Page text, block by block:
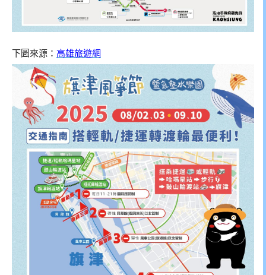
下圖來源： 高雄旅遊網